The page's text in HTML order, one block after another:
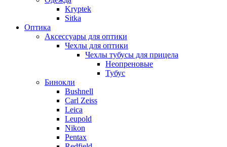
Kryptek
Sitka
Оптика
Аксессуары для оптики
Чехлы для оптики
Чехлы тубусы для прицела
Неопреновые
Тубус
Бинокли
Bushnell
Carl Zeiss
Leica
Leupold
Nikon
Pentax